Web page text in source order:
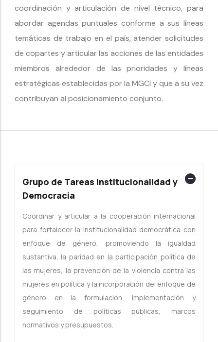
coordinación y articulación de nivel técnico, para
abordar agendas puntuales conforme a sus líneas
temáticas de trabajo en el país, atender solicitudes
de copartes y articular las acciones de las entidades
miembros alrededor de las prioridades y líneas
estratégicas establecidas por la MGCI y que a su vez
contribuyan al posicionamiento conjunto.
Grupo de Tareas Institucionalidad y
Democracia
Coordinar y articular a la cooperación internacional
para fortalecer la institucionalidad democrática con
enfoque de género, promoviendo la igualdad
sustantiva, la paridad en la participación política de
las mujeres, la prevención de la violencia contra las
mujeres en política y la incorporación del enfoque de
género en la formulación, implementación y
seguimiento de políticas públicas, marcos
normativos y presupuestos.